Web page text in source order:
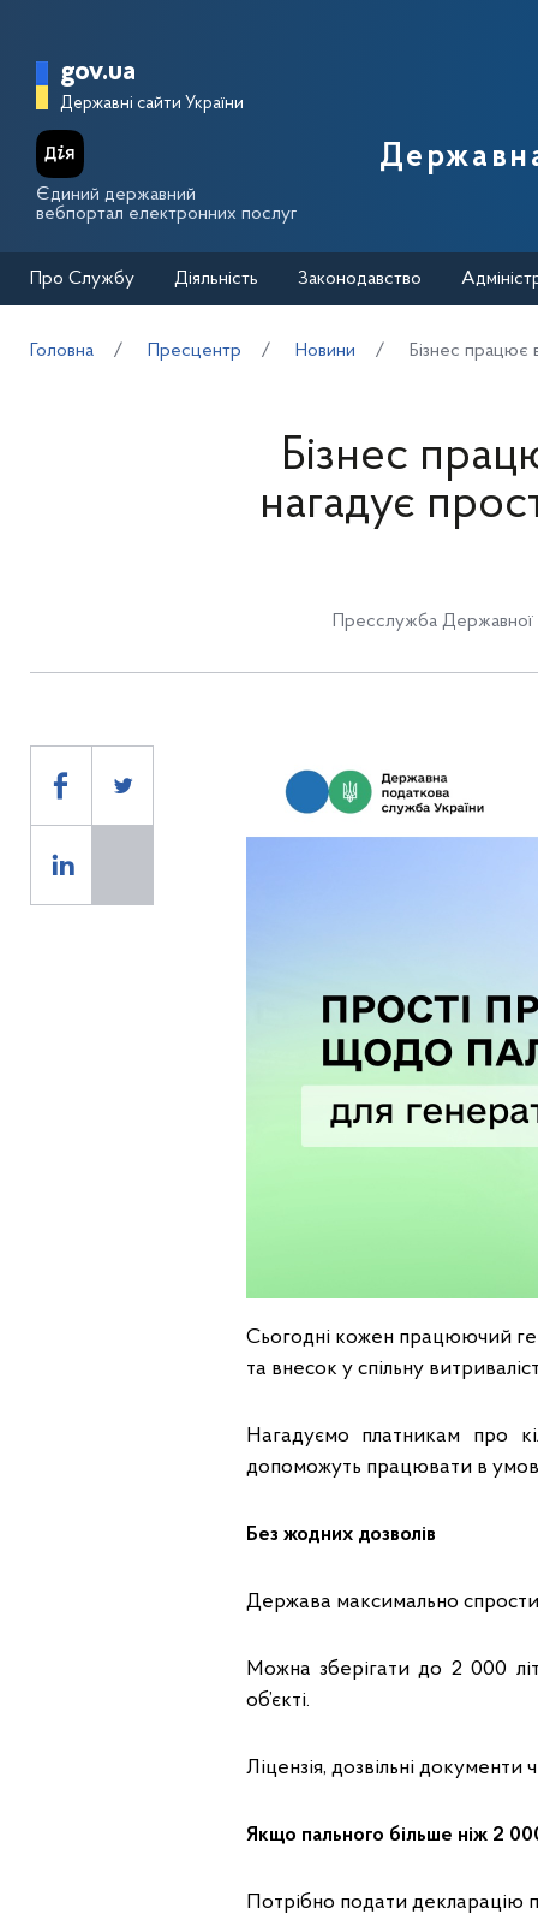
Головна сторінка Державної
gov.ua
Державні сайти України
Єдиний державний
вебпортал електронних послуг
Про Службу Діяльність Законодавство
Головна Пресцентр Новини Бізнес працює
Бізнес
нагадує
Пресслужба Державної
Сьогодні кожен працюючий
та внесок у спільну
Нагадуємо платникам про
допоможуть працювати в
Без жодних дозволів
Держава максимально
Можна зберігати до 2 000
об’єкті.
Ліцензія, дозвільні документи
Якщо пального більше ніж 2
Потрібно подати декларацію